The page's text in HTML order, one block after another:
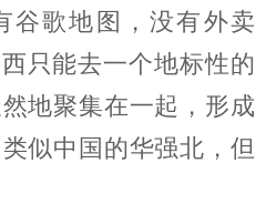
谷歌地图，没有外卖
只能去一个地标性的
地聚集在一起，形成
似中国的华强北，但